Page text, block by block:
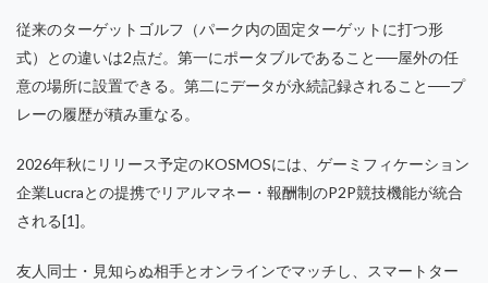
従来のターゲットゴルフ（パーク内の固定ターゲットに打つ形
式）との違いは2点だ。第一にポータブルであること──屋外の任
意の場所に設置できる。第二にデータが永続記録されること──プ
レーの履歴が積み重なる。
2026年秋にリリース予定のKOSMOSには、ゲーミフィケーション
企業Lucraとの提携でリアルマネー・報酬制のP2P競技機能が統合
される[1]。
友人同士・見知らぬ相手とオンラインでマッチし、スマートター